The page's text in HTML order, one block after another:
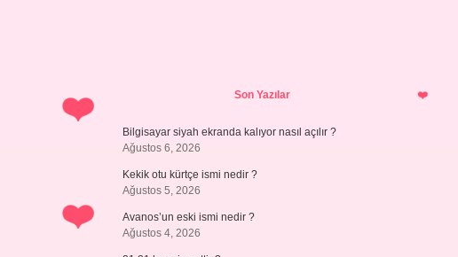
SidebarSon Yazılar
Bilgisayar siyah ekranda kalıyor nasıl açılır ?
Ağustos 6, 2026
Kekik otu kürtçe ismi nedir ?
Ağustos 5, 2026
Avanos’un eski ismi nedir ?
Ağustos 4, 2026